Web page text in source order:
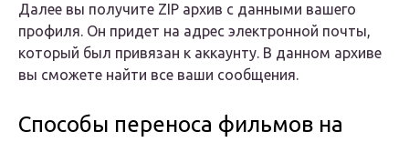
Далее вы получите ZIP архив с данными вашего
профиля. Он придет на адрес электронной почты,
который был привязан к аккаунту. В данном архиве
вы сможете найти все ваши сообщения.
Способы переноса фильмов на